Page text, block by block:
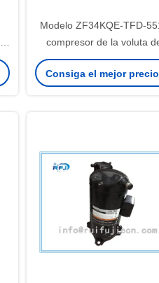
Modelo ZF34KQE-TFD-
compresor de la voluta
Consiga el mejor precio